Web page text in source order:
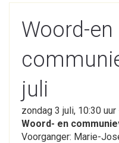
Woord-en
juli
zondag 3 juli, 10:30
Woord- en
Voorganger: Marie-